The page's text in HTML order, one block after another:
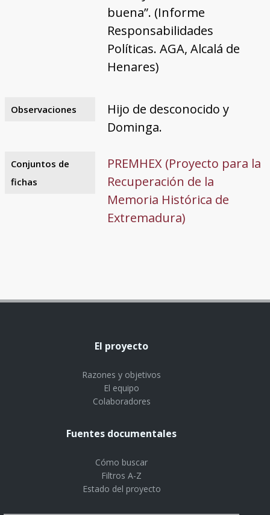
buena”. (Informe
Responsabilidades
Políticas. AGA, Alcalá de
Henares)
Observaciones
Hijo de desconocido y
Dominga.
Conjuntos de
fichas
PREMHEX (Proyecto para la
Recuperación de la
Memoria Histórica de
Extremadura)
El proyecto
Razones y objetivos
El equipo
Colaboradores
Fuentes documentales
Cómo buscar
Filtros A-Z
Estado del proyecto